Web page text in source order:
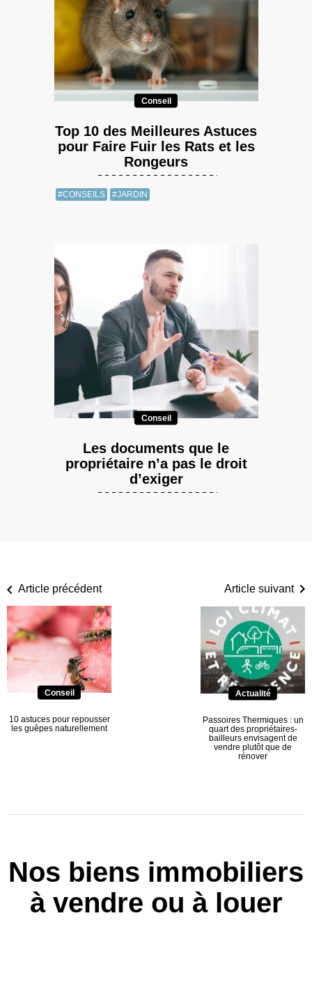
Conseil
Top 10 des Meilleures Astuces
pour Faire Fuir les Rats et les
Rongeurs
#CONSEILS #JARDIN
Conseil
Les documents que le
propriétaire n’a pas le droit
d’exiger
Article précédent
Conseil
10 astuces pour repousser
les guêpes naturellement
Article suivant
Actualité
Passoires Thermiques : un
quart des propriétaires-
bailleurs envisagent de
vendre plutôt que de
rénover
Nos biens immobiliers
à vendre ou à louer